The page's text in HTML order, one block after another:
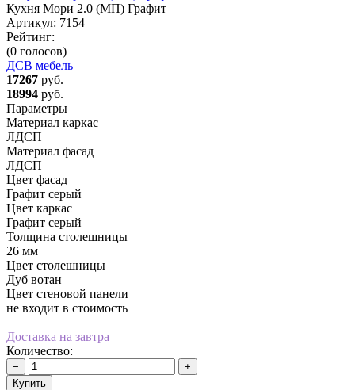
Кухня Мори 2.0 (МП) Графит
Артикул: 7154
Рейтинг:
(0 голосов)
ДСВ мебель
17267 руб.
18994 руб.
Параметры
Материал каркас
ЛДСП
Материал фасад
ЛДСП
Цвет фасад
Графит серый
Цвет каркас
Графит серый
Толщина столешницы
26 мм
Цвет столешницы
Дуб вотан
Цвет стеновой панели
не входит в стоимость
Доставка на завтра
Количество:
−
+
Купить